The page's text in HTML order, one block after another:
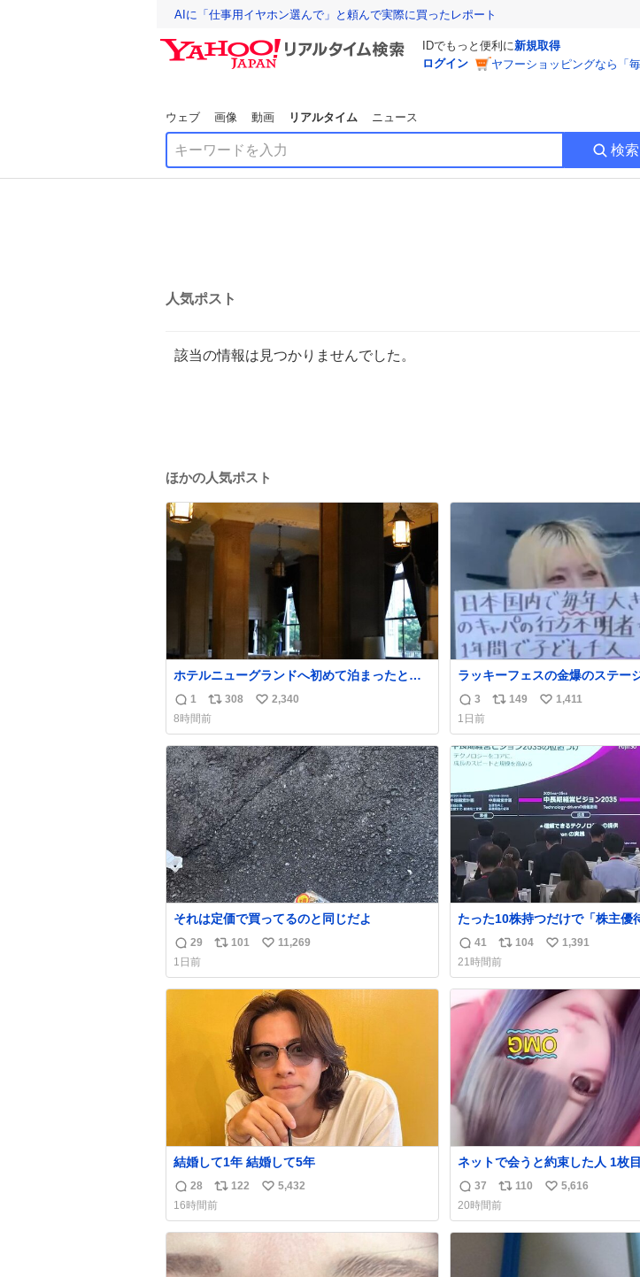
AIに「仕事用イヤホン選んで」と頼んで実際に買ったレポート
IDでもっと便利に新規取得
ログイン
ヤフーショッピングなら「
ウェブ 画像 動画 リアルタイム ニュース
検索
人気ポスト
該当の情報は見つかりませんでした。
ほかの人気ポスト
ホテルニューグランドへ初めて泊まったと
き、スタッフさまから朝のロビーはとても綺
麗ですと教えていただいた。 薄暗がりの重厚
な造りへ、まずやわらかな光が差し込み、し
だいに馴染んでいって、時間をかけていつも
の美しさへと移ろっていく。120分のドラマチ
ック。
返
信
数
1
リ
ポ
ス
ト
数
308
い
ね
数
2,340
8時間前
ラッキーフェスの金爆のステー
不審者、演出かと思ったら本物
ゃ思想の強い紙掲げてて怖すぎる
返
信
数
3
リ
ス
ト
149
い
ね
1,411
1日前
それは定価で買ってるのと同じだよ
返
信
数
29
リ
ス
101
い
ね
数
11,269
1日前
たった10株持つだけで「株主優
れる驚きの企業ランキング 第9位：不二家
（株価：約2,400円） 第8位：日
ド（株価：約7,600円） 第7位：
プ（株価：約3,341円） 第6位：
価：約1,070円） 第5位：壱番
屋カレー）（株価：約900円）
返
信
数
41
リ
ポ
ス
ト
数
104
い
ね
数
1,391
21時間前
結婚して1年 結婚して5年
返
信
数
28
リ
ポ
ス
ト
数
122
い
ね
5,432
16時間前
ネットで会うと約束した人 1枚
人2枚目
返
信
数
37
リ
ポ
ス
110
い
ね
5,616
20時間前